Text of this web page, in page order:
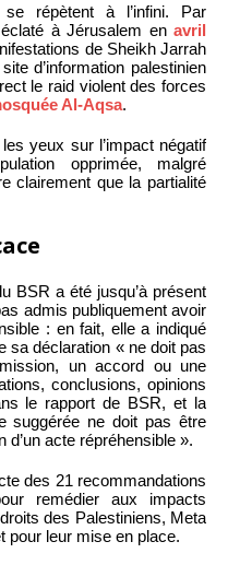
répètent à l’infini. Par
à Jérusalem en avril
de Sheikh Jarrah
d’information palestinien
le raid violent des forces
Al-Aqsa.
yeux sur l’impact négatif
opprimée, malgré
clairement que la partialité
BSR a été jusqu’à présent
admis publiquement avoir
: en fait, elle a indiqué
sa déclaration « ne doit pas
un accord ou une
conclusions, opinions
le rapport de BSR, et la
suggérée ne doit pas être
acte répréhensible ».
des 21 recommandations
remédier aux impacts
des Palestiniens, Meta
pour leur mise en place.